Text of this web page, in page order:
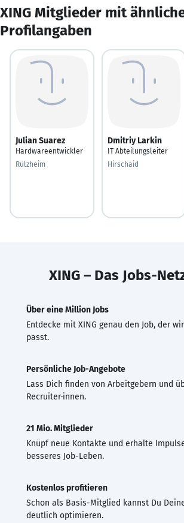
XING Mitglieder mit
Profilangaben
Julian Suarez
Hardwareentwickler
Rülzheim
Dmitriy Larkin
IT Abteilungsleiter
Hirschaid
XING – Das Jobs-
Über eine Million Jobs
Entdecke mit XING genau den Job, der
passt.
Persönliche Job-Angebote
Lass Dich finden von Arbeitgebern und
Recruiter·innen.
21 Mio. Mitglieder
Knüpf neue Kontakte und erhalte
besseres Job-Leben.
Kostenlos profitieren
Schon als Basis-Mitglied kannst Du
deutlich optimieren.